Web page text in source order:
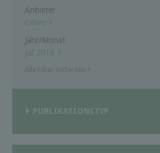
Anbieter
Criteo ×
Jahr/Monat
Jul 2018 ×
PUBLIKATIONSTYP